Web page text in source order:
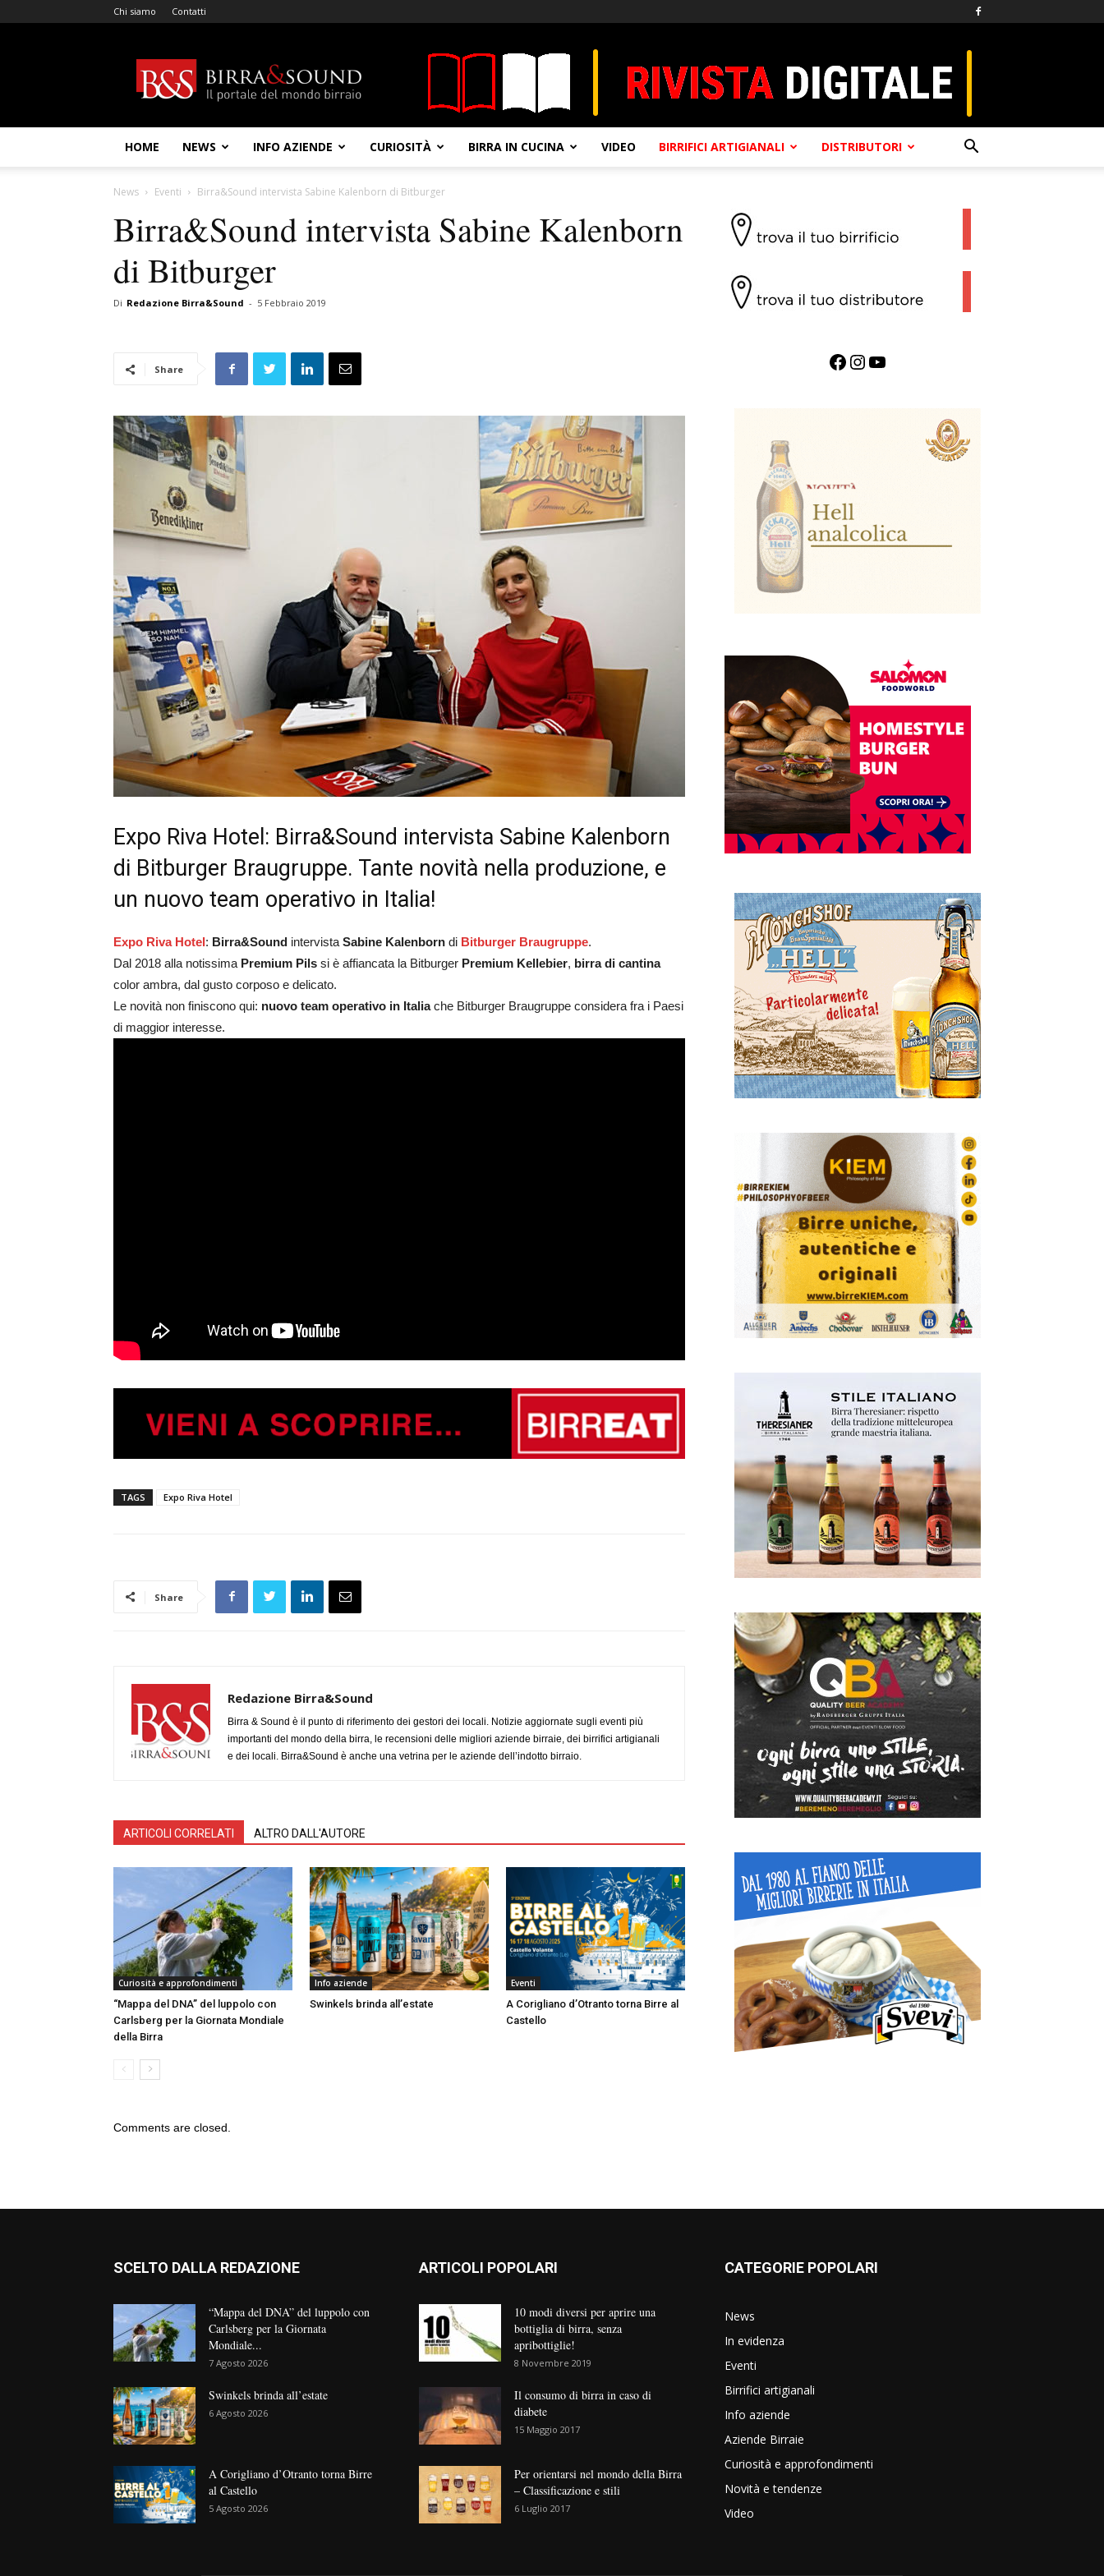
Chi siamo Contatti
&
Sound
HOME NEWS INFO AZIENDE CURIOSITÀ BIRRA IN CUCINA VIDEO BIRRIFICI ARTIGIANALI DISTRIBUTORI
News Eventi Birra&Sound intervista Sabine Kalenborn di Bitburger
Birra&Sound intervista Sabine Kalenborn
di Bitburger
Di Redazione Birra&Sound - 5 Febbraio 2019
Share
Expo Riva Hotel: Birra&Sound intervista Sabine Kalenborn
di Bitburger Braugruppe. Tante novità nella produzione, e
un nuovo team operativo in Italia!
Expo Riva Hotel: Birra&Sound intervista Sabine Kalenborn di Bitburger Braugruppe.
Dal 2018 alla notissima Premium Pils si è affiancata la Bitburger Premium Kellebier, birra di cantina
color ambra, dal gusto corposo e delicato.
Le novità non finiscono qui: nuovo team operativo in Italiache Bitburger Braugruppe considera fra i Paesi
di maggior interesse.
TAGS Expo Riva Hotel
Share
Redazione Birra&Sound
Birra & Sound è il punto di riferimento dei gestori dei locali. Notizie aggiornate sugli eventi più
importanti del mondo della birra, le recensioni delle migliori aziende birraie, dei birrifici artigianali
e dei locali. Birra&Sound è anche una vetrina per le aziende dell’indotto birraio.
ARTICOLI CORRELATI ALTRO DALL'AUTORE
Curiosità e approfondimenti
“Mappa del DNA” del luppolo con
Carlsberg per la Giornata Mondiale
della Birra
Info aziende
Swinkels brinda all’estate
Eventi
A Corigliano d’Otranto torna Birre al
Castello
Comments are closed.
Facebook InstagramYouTube
SCELTO DALLA REDAZIONE
“Mappa del DNA” del luppolo con
Carlsberg per la Giornata
Mondiale...
7 Agosto 2026
Swinkels brinda all’estate
6 Agosto 2026
A Corigliano d’Otranto torna Birre
al Castello
5 Agosto 2026
ARTICOLI POPOLARI
10 modi diversi per aprire una
bottiglia di birra, senza
apribottiglie!
8 Novembre 2019
Il consumo di birra in caso di
diabete
15 Maggio 2017
Per orientarsi nel mondo della Birra
– Classificazione e stili
6 Luglio 2017
CATEGORIE POPOLARI
News
In evidenza
Eventi
Birrifici artigianali
Info aziende
Aziende Birraie
Curiosità e approfondimenti
Novità e tendenze
Video